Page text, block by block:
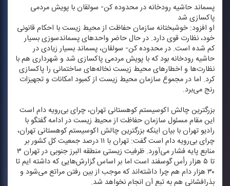
پسماند حاشیه رودخانه در محدوده كن- سولقان با پویش مردمی
پاكسازی شد
او افزود: خوشبختانه سازمان حفاظت از محیط زیست با احكام قانونی
خود، نظارت قوی دارد. در حال حاضر واحدهای پسماندسوزی بسیار
كم شده است. در محدوده كن- سولقان، پسماند بسیار زیادی در
حاشیه رودخانه بود كه با پویش مردمی پاكسازی شد و شهرداری هم با
نظارت‌ها و اخطارهای محیط زیست نخاله‌های ساختمانی را پاكسازی
كرد. اما در مجموع سازمان محیط زیست از كمبود امكانات و تجهیزات
رنج می‌برد.
بزرگترین چالش اكوسیستم كوهستانی تهران، چرای بی‌رویه دام است
این مقام مسئول سازمان حفاظت از محیط زیست در ادامه گفتگو با
رادیو تهران با بیان اینكه بزرگترین چالش اكوسیستم كوهستانی تهران،
چرای بی‌رویه دام است گفت: تهران با ۱۱ درصد جمعیت كل كشور بر
منابع پایه فشار می‌آورد. ظرفیت زیستی منطقه البرز جنوبی در تهران ۳
تا ۵ هزار رأس گوسفند است اما بر اساس گزارش‌هایی كه داشته ایم تا
۳۰ هزار دام هم چرا داشته‌اند كه موجب از بین رفتن مراتع می‌شود و
بذرافشانی هم به تبع آن انجام نخواهد شد.